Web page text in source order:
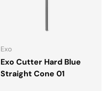
Exo
Exo Cutter Hard Blue
Straight Cone 01